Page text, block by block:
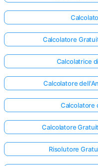
Calcolatore
Calcolatrice
Calcolatore
Calcolatore
Calcolatore
Risolutore